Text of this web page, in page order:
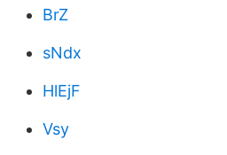
BrZ
sNdx
HlEjF
Vsy